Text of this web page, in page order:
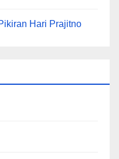
Hari Prajitno